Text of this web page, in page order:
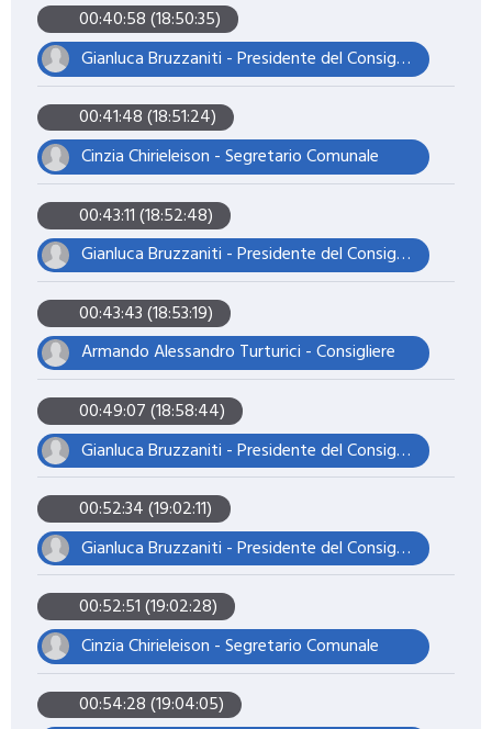
00:40:58 (18:50:35)
Gianluca Bruzzaniti - Presidente del Consiglio
00:41:48 (18:51:24)
Cinzia Chirieleison - Segretario Comunale
00:43:11 (18:52:48)
Gianluca Bruzzaniti - Presidente del Consiglio
00:43:43 (18:53:19)
Armando Alessandro Turturici - Consigliere
00:49:07 (18:58:44)
Gianluca Bruzzaniti - Presidente del Consiglio
00:52:34 (19:02:11)
Gianluca Bruzzaniti - Presidente del Consiglio
00:52:51 (19:02:28)
Cinzia Chirieleison - Segretario Comunale
00:54:28 (19:04:05)